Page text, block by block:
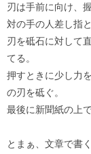
刃は手前に向け、
対の手の人差し指
刃を砥石に対して
てる。
押すときに少し力
の刃を砥ぐ。
最後に新聞紙の上
とまぁ、文章で書